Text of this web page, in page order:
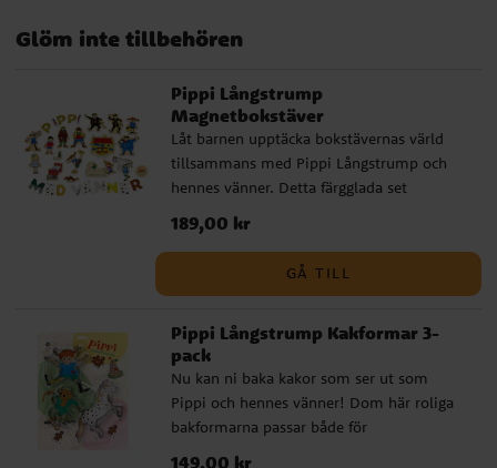
Glöm inte tillbehören
Pippi Långstrump
Magnetbokstäver
Låt barnen upptäcka bokstävernas värld
tillsammans med Pippi Långstrump och
hennes vänner. Detta färgglada set
innehåller 55 magnetiska bokstäver från
både det nordiska och det tyska alfabetet
samt 17 figurer föreställande karaktärer
från Pippi Långstrumps populära
och har magnetisk baksida som gör dem
perfekta att använda på kylskåp eller andra
metallytor. Genom att leka med bokstäver
och figurer kan barnet öva på att känna
igen former, ljuda ord och bygga namn.
Pippi är en älskad Astrid Lindgren karaktär
Pris :189,00 kr
189,00 kr
GÅ TILL
Pippi Långstrump Kakformar 3-
pack
Nu kan ni baka kakor som ser ut som
Pippi och hennes vänner! Dom här roliga
bakformarna passar både för
pepparkaksbak, lek med trolldeg eller
Pris:149,00 kr
149,00 kr